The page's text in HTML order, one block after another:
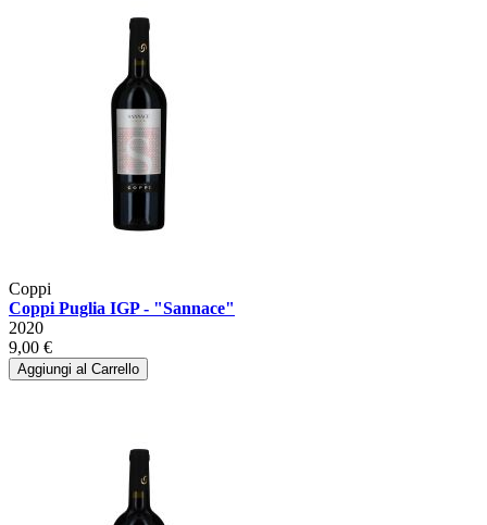
Coppi
Coppi Puglia IGP - "Sannace"
2020
9,00 €
Aggiungi al Carrello